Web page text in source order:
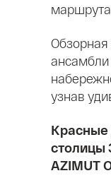
Обзорная
узнав
Красные
столицы
AZIMUT